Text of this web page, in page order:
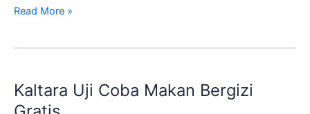
Read More »
Kaltara Uji Coba Makan Bergizi
Coba
Makan